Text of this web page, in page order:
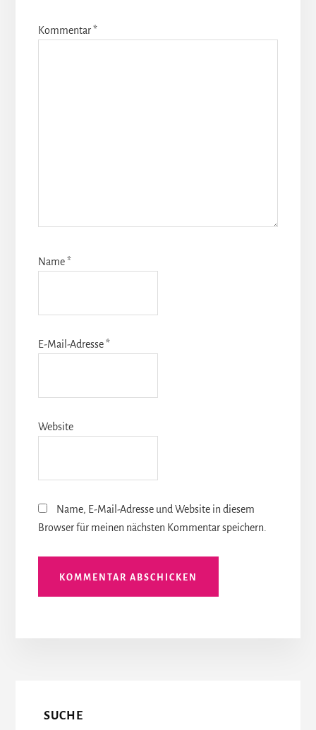
Kommentar*
Name*
E-Mail-Adresse*
Website
Name, E-Mail-Adresse und Website in diesem
Browser für meinen nächsten Kommentar speichern.
SUCHE